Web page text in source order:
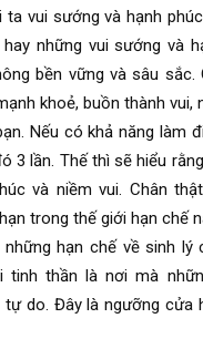
ta vui sướng và hạnh
những vui sướng và
bền vững và sâu sắc.
khoẻ, buồn thành vui,
Nếu có khả năng làm
3 lần. Thế thì sẽ hiểu
và niềm vui. Chân
trong thế giới hạn chế
những hạn chế về sinh lý
tinh thần là nơi mà
do. Đây là ngưỡng cửa